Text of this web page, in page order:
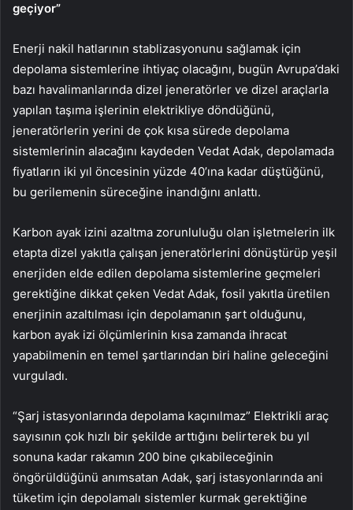
geçiyor”
Enerji nakil hatlarının stablizasyonunu sağlamak için
depolama sistemlerine ihtiyaç olacağını, bugün Avrupa’daki
bazı havalimanlarında dizel jeneratörler ve dizel araçlarla
yapılan taşıma işlerinin elektrikliye döndüğünü,
jeneratörlerin yerini de çok kısa sürede depolama
sistemlerinin alacağını kaydeden Vedat Adak, depolamada
fiyatların iki yıl öncesinin yüzde 40’ına kadar düştüğünü,
bu gerilemenin süreceğine inandığını anlattı.
Karbon ayak izini azaltma zorunluluğu olan işletmelerin ilk
etapta dizel yakıtla çalışan jeneratörlerini dönüştürüp yeşil
enerjiden elde edilen depolama sistemlerine geçmeleri
gerektiğine dikkat çeken Vedat Adak, fosil yakıtla üretilen
enerjinin azaltılması için depolamanın şart olduğunu,
karbon ayak izi ölçümlerinin kısa zamanda ihracat
yapabilmenin en temel şartlarından biri haline geleceğini
vurguladı.
“Şarj istasyonlarında depolama kaçınılmaz” Elektrikli araç
sayısının çok hızlı bir şekilde arttığını belirterek bu yıl
sonuna kadar rakamın 200 bine çıkabileceğinin
öngörüldüğünü anımsatan Adak, şarj istasyonlarında ani
tüketim için depolamalı sistemler kurmak gerektiğine